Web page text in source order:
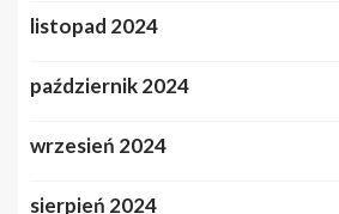
listopad 2024
październik 2024
wrzesień 2024
sierpień 2024